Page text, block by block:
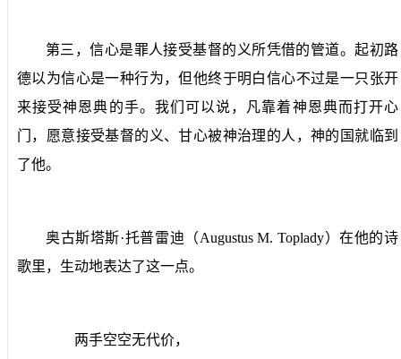
第三，信心是罪人接受基督的义所凭借的管道。起初路
德以为信心是一种行为，但他终于明白信心不过是一只张开
来接受神恩典的手。我们可以说，凡靠着神恩典而打开心
门，愿意接受基督的义、甘心被神治理的人，神的国就临到
了他。
奥古斯塔斯·托普雷迪（Augustus M. Toplady）在他的诗
歌里，生动地表达了这一点。
两手空空无代价，